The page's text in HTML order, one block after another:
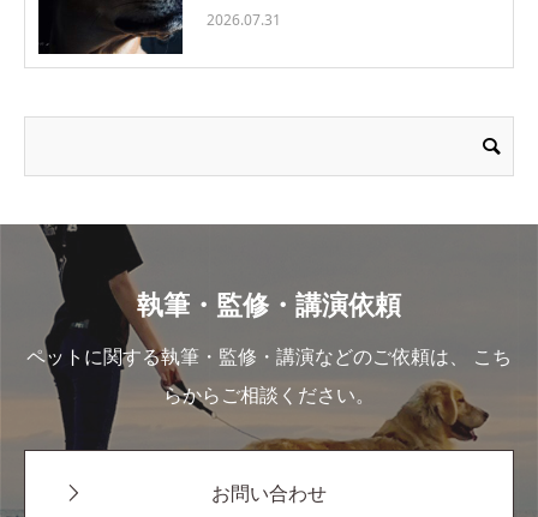
2026.07.31
執筆・監修・講演依頼
ペットに関する執筆・監修・講演などのご依頼は、 こち
らからご相談ください。
お問い合わせ